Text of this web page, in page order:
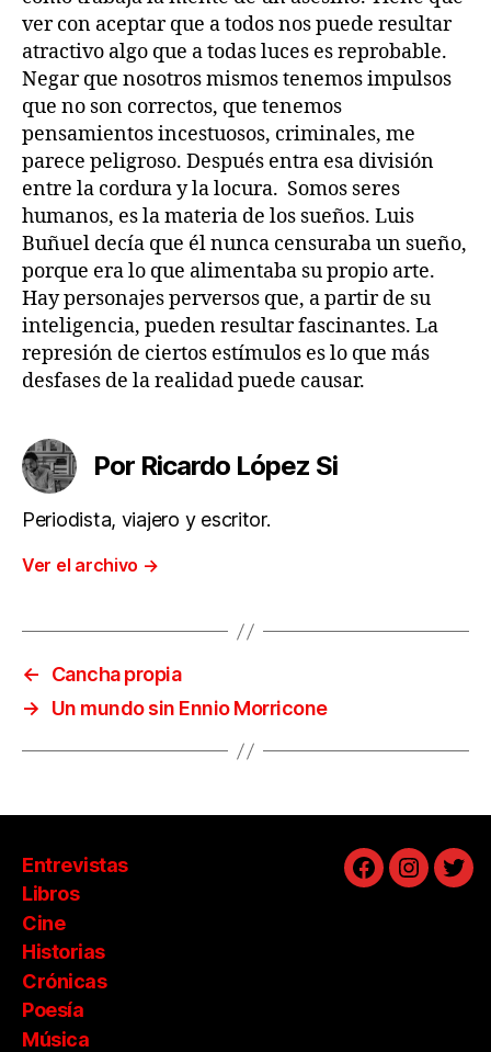
ver con aceptar que a todos nos puede resultar
atractivo algo que a todas luces es reprobable.
Negar que nosotros mismos tenemos impulsos
que no son correctos, que tenemos
pensamientos incestuosos, criminales, me
parece peligroso. Después entra esa división
entre la cordura y la locura. Somos seres
humanos, es la materia de los sueños. Luis
Buñuel decía que él nunca censuraba un sueño,
porque era lo que alimentaba su propio arte.
Hay personajes perversos que, a partir de su
inteligencia, pueden resultar fascinantes. La
represión de ciertos estímulos es lo que más
desfases de la realidad puede causar.
Por Ricardo López Si
Periodista, viajero y escritor.
Ver el archivo →
←
Cancha propia
→
Un mundo sin Ennio Morricone
Entrevistas
Libros
Cine
Historias
Crónicas
Poesía
Música
Facebook